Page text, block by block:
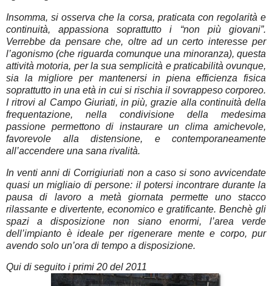
Insomma, si osserva che la corsa, praticata con regolarità e
continuità, appassiona soprattutto i “non più giovani”.
Verrebbe da pensare che, oltre ad un certo interesse per
l’agonismo (che riguarda comunque una minoranza), questa
attività motoria, per la sua semplicità e praticabilità ovunque,
sia la migliore per mantenersi in piena efficienza fisica
soprattutto in una età in cui si rischia il sovrappeso corporeo.
I ritrovi al Campo Giuriati, in più, grazie alla continuità della
frequentazione, nella condivisione della medesima
passione permettono di instaurare un clima amichevole,
favorevole alla distensione, e contemporaneamente
all’accendere una sana rivalità.
In venti anni di Corrigiuriati non a caso si sono avvicendate
quasi un migliaio di persone: il potersi incontrare durante la
pausa di lavoro a metà giornata permette uno stacco
rilassante e divertente, economico e gratificante. Benchè gli
spazi a disposizione non siano enormi, l’area verde
dell’impianto è ideale per rigenerare mente e corpo, pur
avendo solo un’ora di tempo a disposizione.
Qui di seguito i primi 20 del 2011